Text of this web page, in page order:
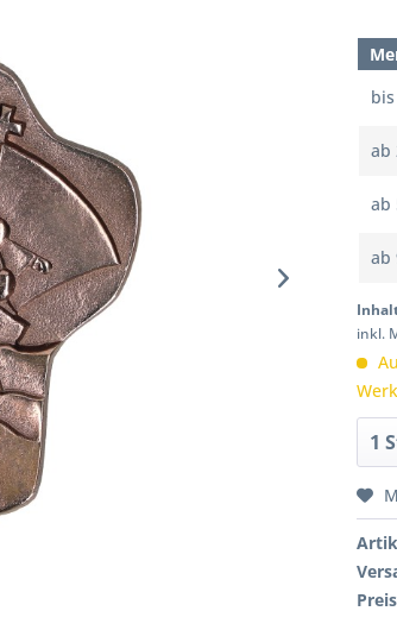
ab
ab
ab
inkl.